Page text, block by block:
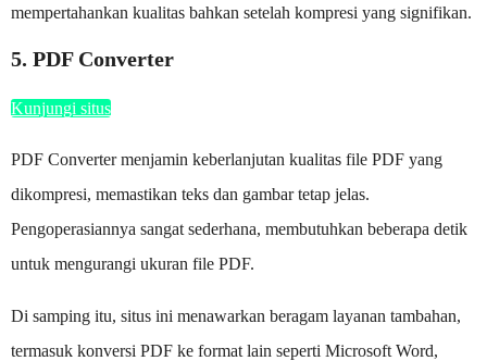
mempertahankan kualitas bahkan setelah kompresi yang signifikan.
5. PDF Converter
Kunjungi situs
PDF Converter menjamin keberlanjutan kualitas file PDF yang
dikompresi, memastikan teks dan gambar tetap jelas.
Pengoperasiannya sangat sederhana, membutuhkan beberapa detik
untuk mengurangi ukuran file PDF.
Di samping itu, situs ini menawarkan beragam layanan tambahan,
termasuk konversi PDF ke format lain seperti Microsoft Word,